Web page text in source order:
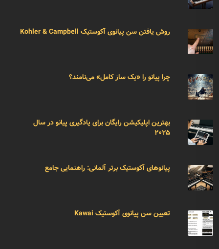
روش یافتن سن پیانوی آکوستیک Kohler & Campbell
چرا پیانو را «یک ساز کامل» می‌نامند؟
بهترین اپلیکیشن رایگان برای یادگیری پیانو در سال
۲۰۲۵
پیانوهای آکوستیک برتر آلمانی: راهنمایی جامع
تعیین سن پیانوی آکوستیک Kawai